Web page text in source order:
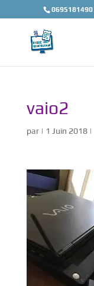
0695181490
vaio2
par | 1 Juin 2018|